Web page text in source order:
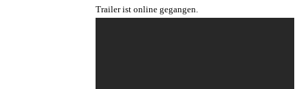
Trailer ist online gegangen.